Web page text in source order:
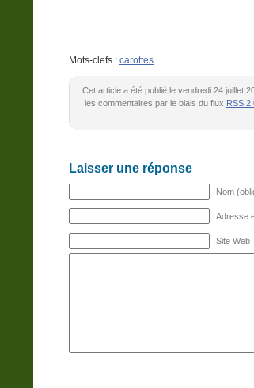
Mots-clefs : carottes
Cet article a été publié le vendredi 24 juillet
les commentaires par le biais du flux RSS
Laisser une réponse
Nom
Adresse
Site Web